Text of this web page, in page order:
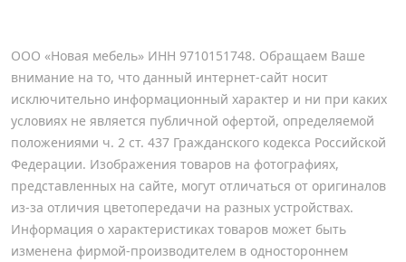
ООО «Новая мебель» ИНН 9710151748. Обращаем Ваше
внимание на то, что данный интернет-сайт носит
исключительно информационный характер и ни при каких
условиях не является публичной офертой, определяемой
положениями ч. 2 ст. 437 Гражданского кодекса Российской
Федерации. Изображения товаров на фотографиях,
представленных на сайте, могут отличаться от оригиналов
из-за отличия цветопередачи на разных устройствах.
Информация о характеристиках товаров может быть
изменена фирмой-производителем в одностороннем